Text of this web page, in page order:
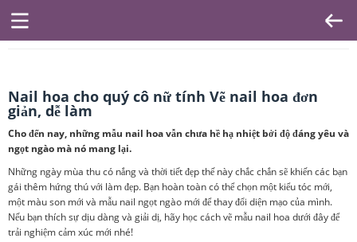
Nail hoa cho quý cô nữ tính Vẽ nail hoa đơn
giản, dễ làm
Cho đến nay, những mẫu nail hoa vẫn chưa hề hạ nhiệt bởi độ đáng yêu và
ngọt ngào mà nó mang lại.
Những ngày mùa thu có nắng và thời tiết đẹp thế này chắc chắn sẽ khiến các bạn
gái thêm hứng thú với làm đẹp. Bạn hoàn toàn có thể chọn một kiểu tóc mới,
một màu son mới và mẫu nail ngọt ngào mới để thay đổi diện mạo của mình.
Nếu bạn thích sự dịu dàng và giải dị, hãy học cách vẽ mẫu nail hoa dưới đây để
trải nghiệm cảm xúc mới nhé!